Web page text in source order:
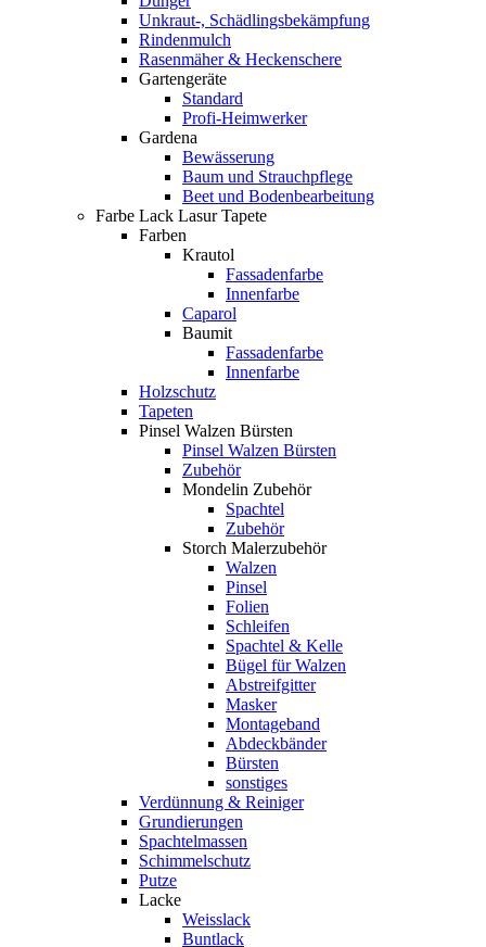
Unkraut-, Schädlingsbekämpfung
Rindenmulch
Rasenmäher & Heckenschere
Gartengeräte
Standard
Profi-Heimwerker
Gardena
Bewässerung
Baum und Strauchpflege
Beet und Bodenbearbeitung
Farbe Lack Lasur Tapete
Farben
Krautol
Fassadenfarbe
Innenfarbe
Caparol
Baumit
Fassadenfarbe
Innenfarbe
Holzschutz
Tapeten
Pinsel Walzen Bürsten
Pinsel Walzen Bürsten
Zubehör
Mondelin Zubehör
Spachtel
Zubehör
Storch Malerzubehör
Walzen
Pinsel
Folien
Schleifen
Spachtel & Kelle
Bügel für Walzen
Abstreifgitter
Masker
Montageband
Abdeckbänder
Bürsten
sonstiges
Verdünnung & Reiniger
Grundierungen
Spachtelmassen
Schimmelschutz
Putze
Lacke
Weisslack
Buntlack